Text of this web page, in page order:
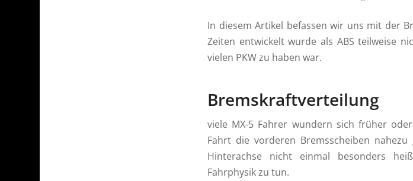
In diesem Artikel befassen wir uns mit der
Zeiten entwickelt wurde als ABS teilweise
vielen PKW zu haben war.
Bremskraftverteilung
viele MX-5 Fahrer wundern sich früher
Fahrt die vorderen Bremsscheiben
Hinterachse nicht einmal besonders
Fahrphysik zu tun.